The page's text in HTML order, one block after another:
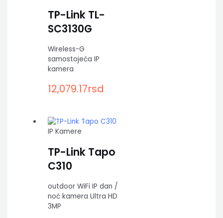
TP-Link TL-
SC3130G
Wireless-G
samostojeća IP
kamera
12,079.17rsd
IP Kamere
TP-Link Tapo
C310
outdoor WiFi IP dan /
noć kamera Ultra HD
3MP